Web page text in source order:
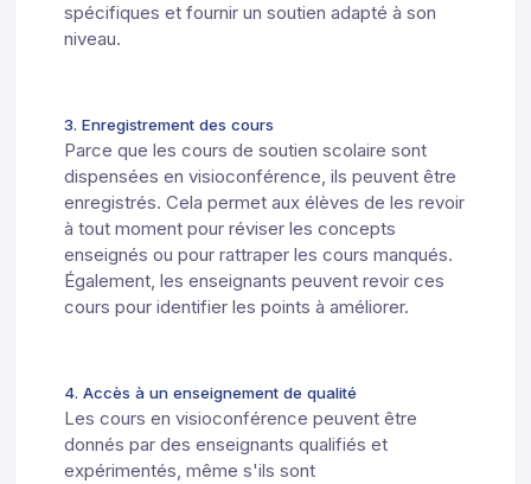
spécifiques et fournir un soutien adapté à son
niveau.
3. Enregistrement des cours
Parce que les cours de soutien scolaire sont
dispensées en visioconférence, ils peuvent être
enregistrés. Cela permet aux élèves de les revoir
à tout moment pour réviser les concepts
enseignés ou pour rattraper les cours manqués.
Également, les enseignants peuvent revoir ces
cours pour identifier les points à améliorer.
4. Accès à un enseignement de qualité
Les cours en visioconférence peuvent être
donnés par des enseignants qualifiés et
expérimentés, même s'ils sont